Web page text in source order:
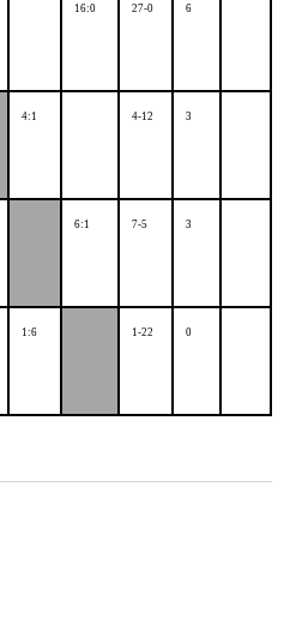
16:0 27-0 6
4:1 4-12 3
6:1 7-5 3
1:6 1-22 0